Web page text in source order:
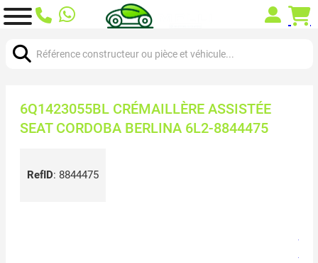
6Q1423055BL CRÉMAILLÈRE ASSISTÉE
SEAT CORDOBA BERLINA 6L2-8844475
RefID: 8844475